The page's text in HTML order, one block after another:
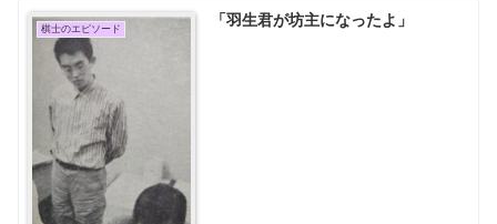
棋士のエピソード 「羽生君が坊主になったよ」